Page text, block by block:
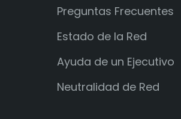
Preguntas Frecuentes
Estado de la Red
Ayuda de un Ejecutivo
Neutralidad de Red